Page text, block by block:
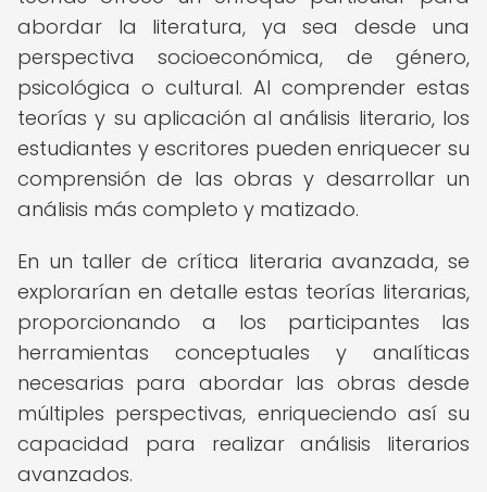
abordar la literatura, ya sea desde una
perspectiva socioeconómica, de género,
psicológica o cultural. Al comprender estas
teorías y su aplicación al análisis literario, los
estudiantes y escritores pueden enriquecer su
comprensión de las obras y desarrollar un
análisis más completo y matizado.
En un taller de crítica literaria avanzada, se
explorarían en detalle estas teorías literarias,
proporcionando a los participantes las
herramientas conceptuales y analíticas
necesarias para abordar las obras desde
múltiples perspectivas, enriqueciendo así su
capacidad para realizar análisis literarios
avanzados.